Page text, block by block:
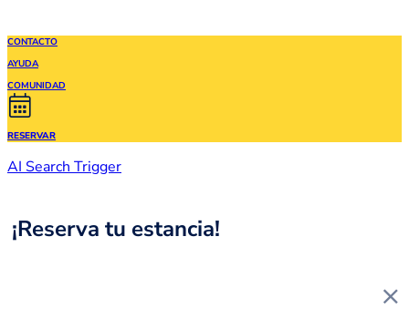
CONTACTO
AYUDA
COMUNIDAD
RESERVAR
AI Search Trigger
¡Reserva tu estancia!